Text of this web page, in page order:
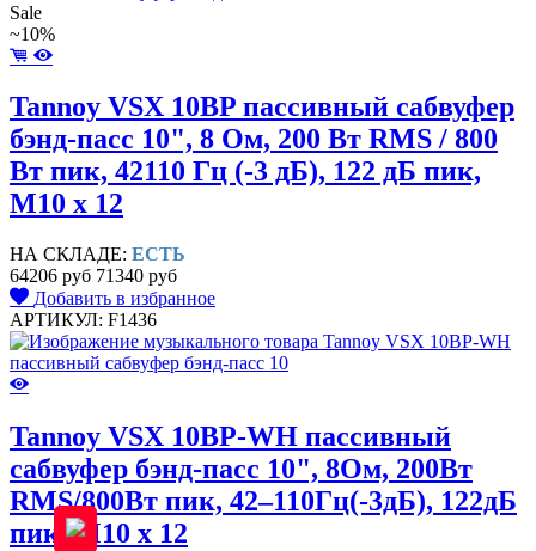
Sale
~10%
Tannoy VSX 10BP пассивный сабвуфер
бэнд-пасс 10", 8 Ом, 200 Вт RMS / 800
Вт пик, 42110 Гц (-3 дБ), 122 дБ пик,
M10 x 12
НА СКЛАДЕ: ЕСТЬ
64206 руб 71340 руб
Добавить в избранное
АРТИКУЛ: F1436
Tannoy VSX 10BP-WH пассивный
сабвуфер бэнд-пасс 10", 8Ом, 200Вт
RMS/800Вт пик, 42–110Гц(-3дБ), 122дБ
пик, M10 x 12